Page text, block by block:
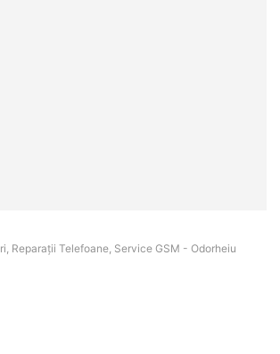
Reparații Telefoane, Service GSM - Odorheiu